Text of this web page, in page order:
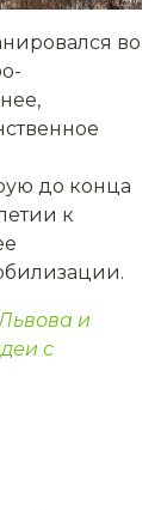
во
до конца
к
и
с